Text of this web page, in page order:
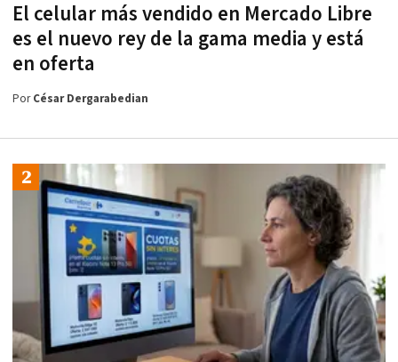
El celular más vendido en Mercado Libre
es el nuevo rey de la gama media y está
en oferta
PorCésar Dergarabedian